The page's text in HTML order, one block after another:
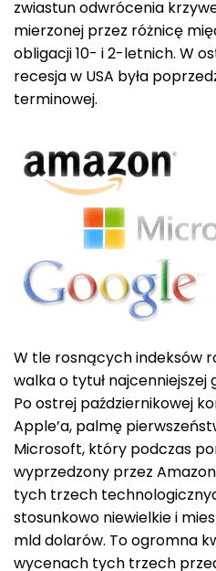
zwiastun odwrócenia
mierzonej przez różnicę
obligacji 10- i 2-letnich. W
recesja w USA była
terminowej.
W tle rosnących indeksów
walka o tytuł najcenniejszej
Po ostrej październikowej
Apple’a, palmę
Microsoft, który podczas
wyprzedzony przez
tych trzech
stosunkowo niewielkie i
mld dolarów. To ogromna
wycenach tych trzech